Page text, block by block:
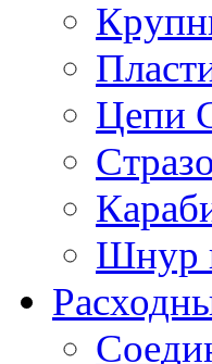
Цепи
Шнур